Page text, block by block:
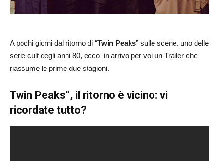
A pochi giorni dal ritorno di “Twin Peaks” sulle scene, uno delle
serie cult degli anni 80, ecco in arrivo per voi un Trailer che
riassume le prime due stagioni.
Twin Peaks”, il ritorno è vicino: vi
ricordate tutto?